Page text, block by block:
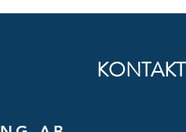
KONTAKT